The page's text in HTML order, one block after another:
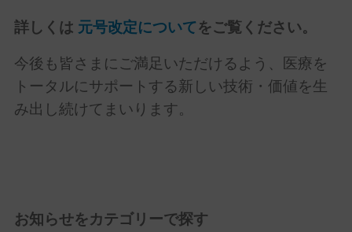
詳しくは 元号改定についてをご覧ください。
今後も皆さまにご満足いただけるよう、医療を
トータルにサポートする新しい技術・価値を生
み出し続けてまいります。
お知らせをカテゴリーで探す